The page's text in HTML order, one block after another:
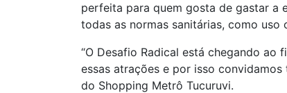
perfeita para quem gosta de gastar a
todas as normas sanitárias, como
“O Desafio Radical está chegando
essas atrações e por isso
do Shopping Metrô Tucuruvi.